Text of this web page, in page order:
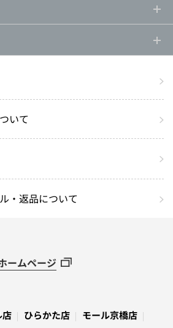
いて
・返品について
ームページ
店 ひらかた店
モール京橋店